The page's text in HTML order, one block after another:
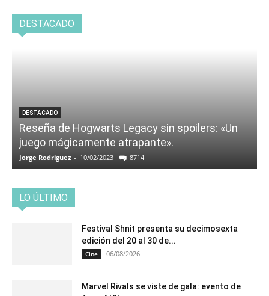
DESTACADO
DESTACADO
Reseña de Hogwarts Legacy sin spoilers: «Un
juego mágicamente atrapante».
Jorge Rodriguez - 10/02/2023 8714
LO ÚLTIMO
Festival Shnit presenta su decimosexta
edición del 20 al 30 de...
Cine 06/08/2026
Marvel Rivals se viste de gala: evento de